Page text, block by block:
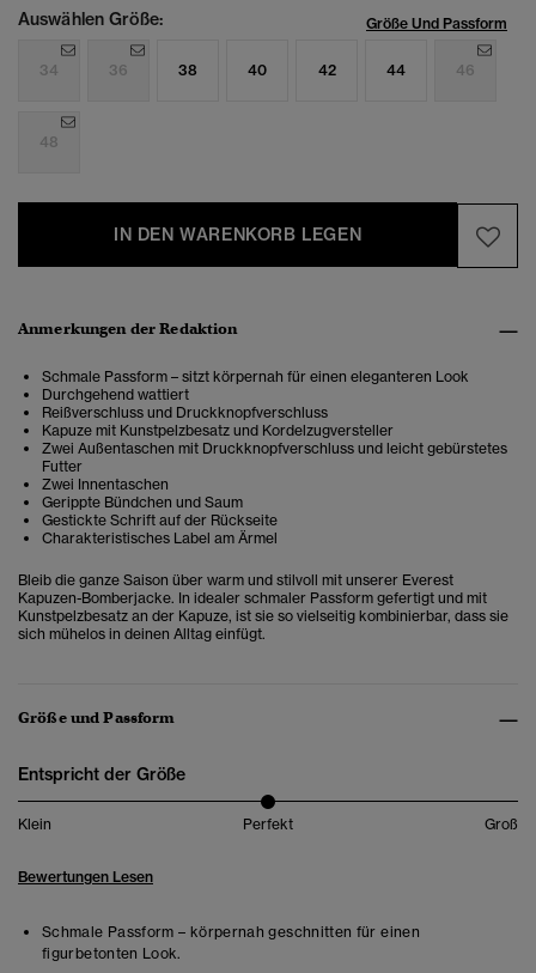
Auswählen Größe: Größe Und Passform
34 36 38 40 42 44 46
48
IN DEN WARENKORB LEGEN
Anmerkungen der Redaktion
Schmale Passform – sitzt körpernah für einen eleganteren Look
Durchgehend wattiert
Reißverschluss und Druckknopfverschluss
Kapuze mit Kunstpelzbesatz und Kordelzugversteller
Zwei Außentaschen mit Druckknopfverschluss und leicht gebürstetes
Futter
Zwei Innentaschen
Gerippte Bündchen und Saum
Gestickte Schrift auf der Rückseite
Charakteristisches Label am Ärmel
Bleib die ganze Saison über warm und stilvoll mit unserer Everest
Kapuzen-Bomberjacke. In idealer schmaler Passform gefertigt und mit
Kunstpelzbesatz an der Kapuze, ist sie so vielseitig kombinierbar, dass sie
sich mühelos in deinen Alltag einfügt.
Größe und Passform
Entspricht der Größe
Klein Perfekt Groß
Bewertungen Lesen
Schmale Passform – körpernah geschnitten für einen
figurbetonten Look.